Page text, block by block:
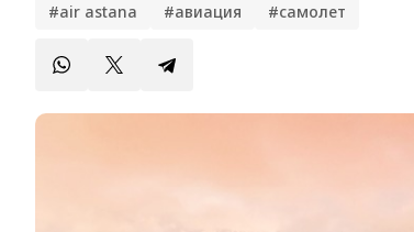
#air astana #авиация #самолет